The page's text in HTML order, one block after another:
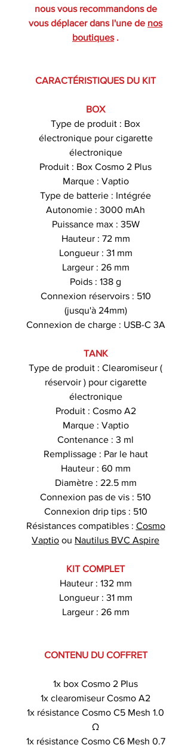
nous vous recommandons de
vous déplacer dans l'une de nos
boutiques.
CARACTÉRISTIQUES DU KIT
BOX
Type de produit : Box
électronique pour cigarette
électronique
Produit : Box Cosmo 2 Plus
Marque : Vaptio
Type de batterie : Intégrée
Autonomie : 3000 mAh
Puissance max : 35W
Hauteur : 72 mm
Longueur : 31 mm
Largeur : 26 mm
Poids : 138 g
Connexion réservoirs : 510
(jusqu'à 24mm)
Connexion de charge : USB-C 3A
TANK
Type de produit : Clearomiseur (
réservoir ) pour cigarette
électronique
Produit : Cosmo A2
Marque : Vaptio
Contenance : 3 ml
Remplissage : Par le haut
Hauteur : 60 mm
Diamètre : 22.5 mm
Connexion pas de vis : 510
Connexion drip tips : 510
Résistances compatibles : Cosmo
Vaptio ou Nautilus BVC Aspire
KIT COMPLET
Hauteur : 132 mm
Longueur : 31 mm
Largeur : 26 mm
CONTENU DU COFFRET
1x box Cosmo 2 Plus
1x clearomiseur Cosmo A2
1x résistance Cosmo C5 Mesh 1.0
Ω
1x résistance Cosmo C6 Mesh 0.7